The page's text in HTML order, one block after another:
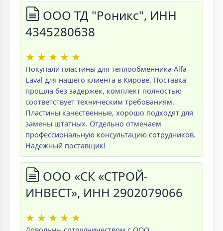
ООО ТД "Роникс", ИНН
4345280638
★ ★ ★ ★ ★
Покупали пластины для теплообменника Alfa
Laval для нашего клиента в Кирове. Поставка
прошла без задержек, комплект полностью
соответствует техническим требованиям.
Пластины качественные, хорошо подходят для
замены штатных. Отдельно отмечаем
профессиональную консультацию сотрудников.
Надежный поставщик!
ООО «СК «СТРОЙ-
ИНВЕСТ», ИНН 2902079066
★ ★ ★ ★ ★